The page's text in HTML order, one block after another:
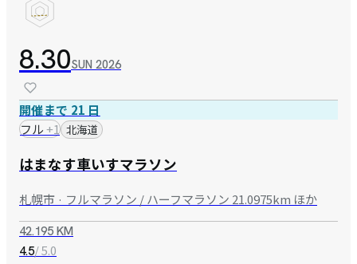
8.30SUN 2026
開催まで 21 日
フル+1 北海道
はまなす車いすマラソン
札幌市 · フルマラソン / ハーフマラソン 21.0975km ほか
42.195 KM
4.5/ 5.0